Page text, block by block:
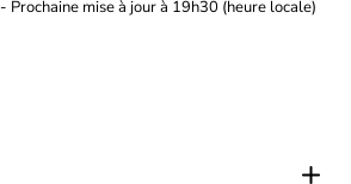
- Prochaine mise à jour à 19h30 (heure locale)